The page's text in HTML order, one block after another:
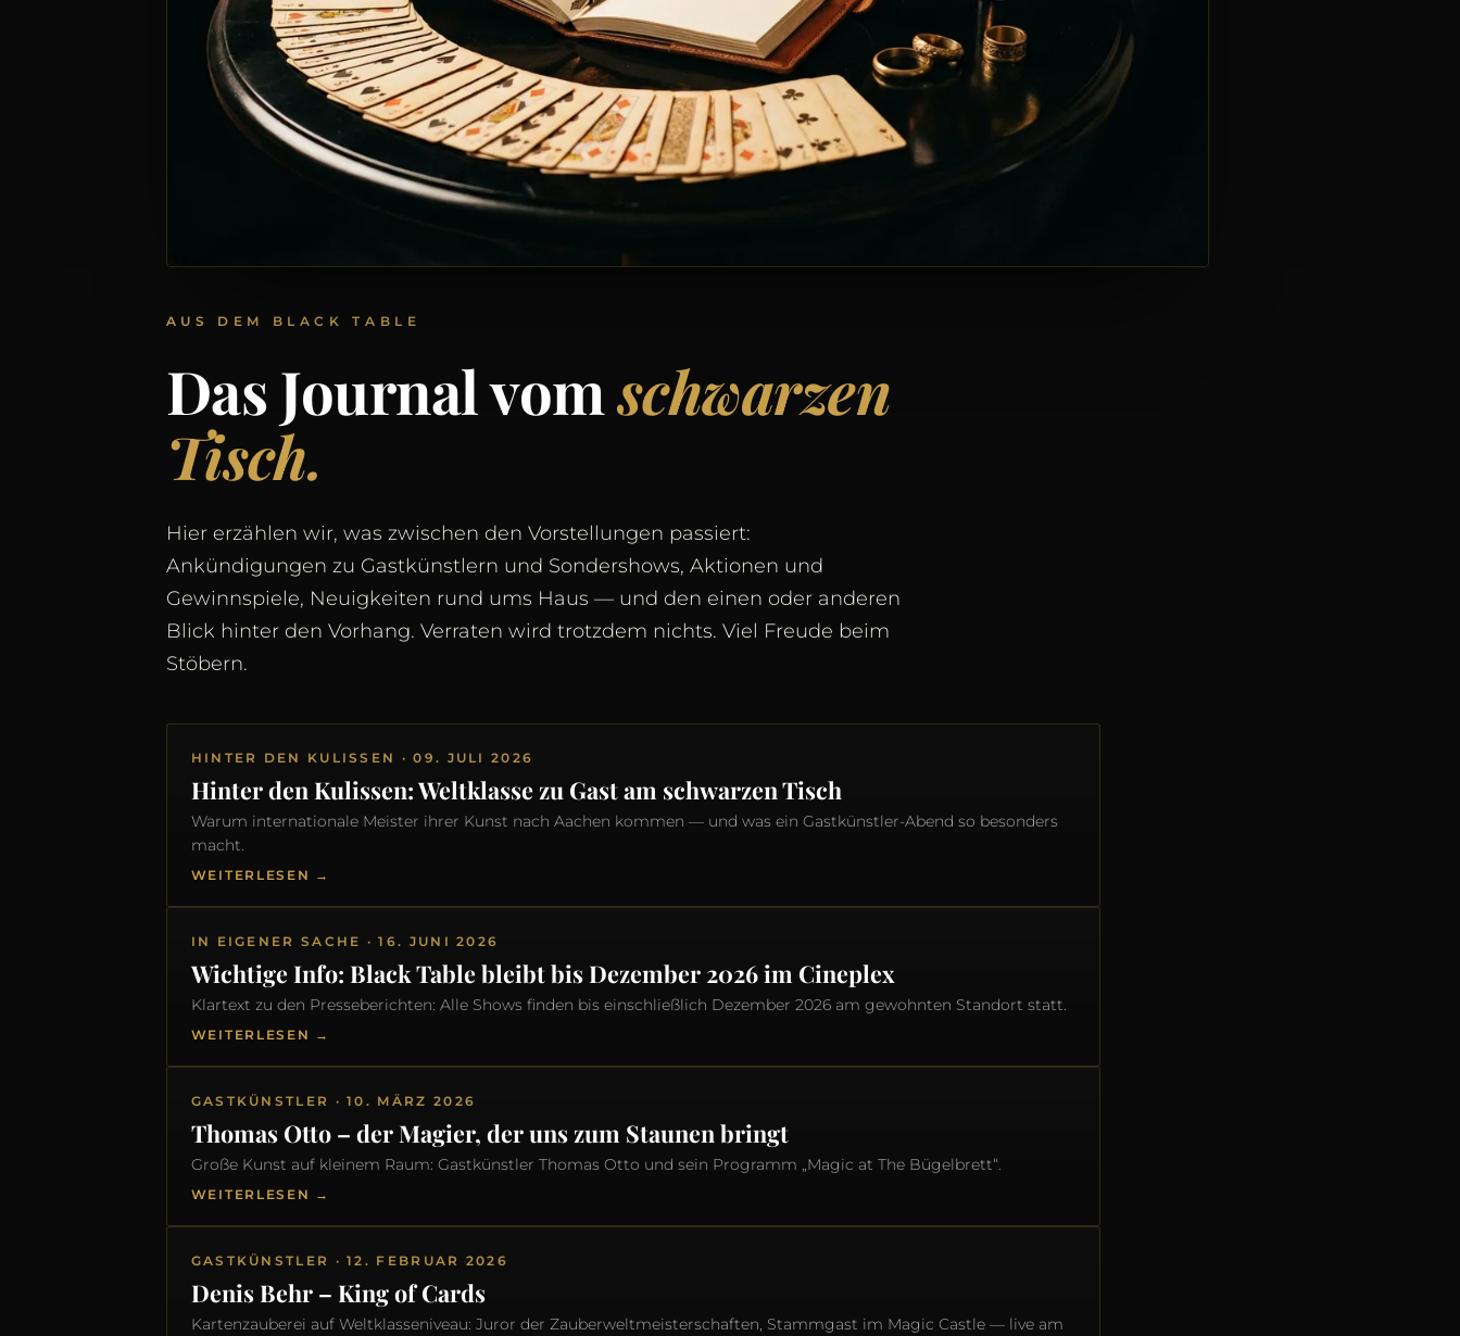
AUS DEM BLACK TABLE
Das Journal vomschwarzen
Tisch.
Hier erzählen wir, was zwischen den Vorstellungen passiert:
Ankündigungen zu Gastkünstlern und Sondershows, Aktionen und
Gewinnspiele, Neuigkeiten rund ums Haus — und den einen oder anderen
Blick hinter den Vorhang. Verraten wird trotzdem nichts. Viel Freude beim
Stöbern.
HINTER DEN KULISSEN · 09. JULI 2026
Hinter den Kulissen: Weltklasse zu Gast am schwarzen Tisch
Warum internationale Meister ihrer Kunst nach Aachen kommen — und was ein Gastkünstler-Abend so besonders
macht.
WEITERLESEN →
IN EIGENER SACHE · 16. JUNI 2026
Wichtige Info: Black Table bleibt bis Dezember 2026 im Cineplex
Klartext zu den Presseberichten: Alle Shows finden bis einschließlich Dezember 2026 am gewohnten Standort statt.
WEITERLESEN →
GASTKÜNSTLER · 10. MÄRZ 2026
Thomas Otto – der Magier, der uns zum Staunen bringt
Große Kunst auf kleinem Raum: Gastkünstler Thomas Otto und sein Programm „Magic at The Bügelbrett“.
WEITERLESEN →
GASTKÜNSTLER · 12. FEBRUAR 2026
Denis Behr – King of Cards
Kartenzauberei auf Weltklasseniveau: Juror der Zauberwelt­meisterschaften, Stammgast im Magic Castle — live am